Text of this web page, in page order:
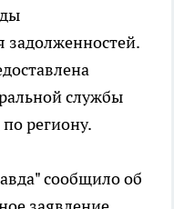
задолженностей.
службы
региону.
сообщило об